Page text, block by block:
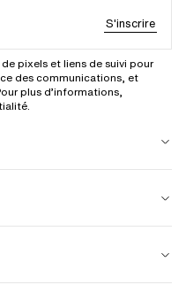
S'inscrire
pixels et liens de suivi pour
des communications, et
plus d’informations,